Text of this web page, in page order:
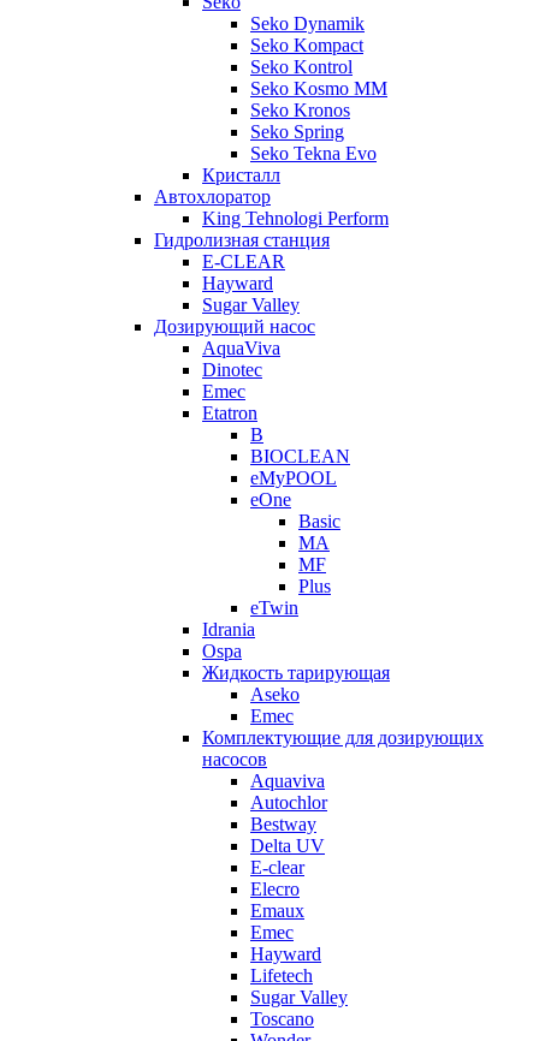
Seko Dynamik
Seko Kompact
Seko Kontrol
Seko Kosmo MM
Seko Kronos
Seko Spring
Seko Tekna Evo
Кристалл
Автохлоратор
King Tehnologi Perform
Гидролизная станция
E-CLEAR
Hayward
Sugar Valley
Дозирующий насос
AquaViva
Dinotec
Emec
Etatron
B
BIOCLEAN
eMyPOOL
eOne
Basic
MA
MF
Plus
eTwin
Idrania
Ospa
Жидкость тарирующая
Aseko
Emec
Комплектующие для дозирующих
насосов
Aquaviva
Autochlor
Bestway
Delta UV
E-clear
Elecro
Emaux
Emec
Hayward
Lifetech
Sugar Valley
Toscano